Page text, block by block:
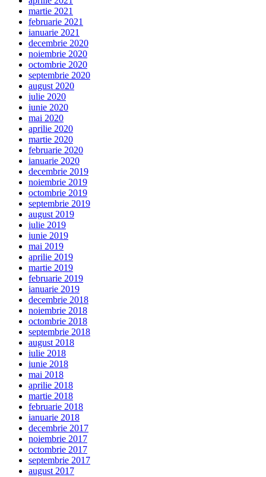
martie 2021
februarie 2021
ianuarie 2021
decembrie 2020
noiembrie 2020
octombrie 2020
septembrie 2020
august 2020
iulie 2020
iunie 2020
mai 2020
aprilie 2020
martie 2020
februarie 2020
ianuarie 2020
decembrie 2019
noiembrie 2019
octombrie 2019
septembrie 2019
august 2019
iulie 2019
iunie 2019
mai 2019
aprilie 2019
martie 2019
februarie 2019
ianuarie 2019
decembrie 2018
noiembrie 2018
octombrie 2018
septembrie 2018
august 2018
iulie 2018
iunie 2018
mai 2018
aprilie 2018
martie 2018
februarie 2018
ianuarie 2018
decembrie 2017
noiembrie 2017
octombrie 2017
septembrie 2017
august 2017